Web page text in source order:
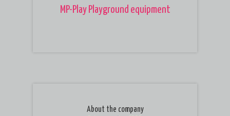
About the company
MP-Play Playground equipment